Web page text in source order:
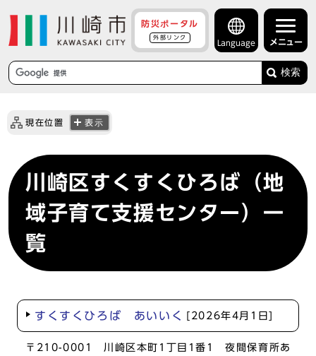
防災ポータル
外部リンク
Language メニュー
検索
現在位置 表示
川崎区すくすくひろば（地
域子育て支援センター）一
覧
すくすくひろば あいいく [2026年4月1日]
〒210-0001 川崎区本町1丁目1番1 夜間保育所あ